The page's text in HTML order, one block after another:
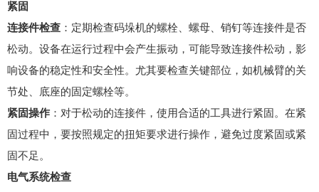
紧固
连接件检查 ：定期检查码垛机的螺栓、螺母、销钉等连接件是否
松动。设备在运行过程中会产生振动，可能导致连接件松动，影
响设备的稳定性和安全性。尤其要检查关键部位，如机械臂的关
节处、底座的固定螺栓等。
紧固操作 ：对于松动的连接件，使用合适的工具进行紧固。在紧
固过程中，要按照规定的扭矩要求进行操作，避免过度紧固或紧
固不足。
电气系统检查